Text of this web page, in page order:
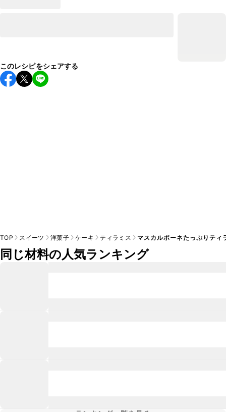
このレシピをシェアする
TOP スイーツ 洋菓子 ケーキ ティラミス マスカルポーネたっぷりティ
同じ材料の人気ランキング